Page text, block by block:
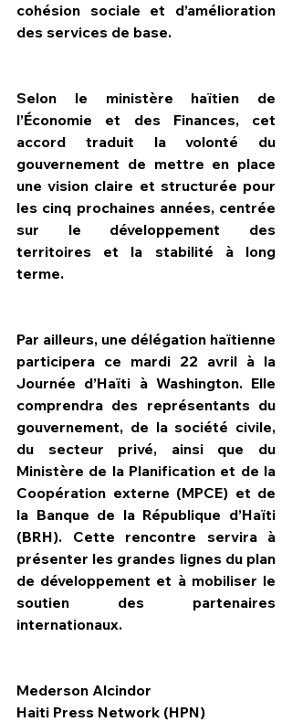
cohésion sociale et d’amélioration
des services de base.
Selon le ministère haïtien de
l’Économie et des Finances, cet
accord traduit la volonté du
gouvernement de mettre en place
une vision claire et structurée pour
les cinq prochaines années, centrée
sur le développement des
territoires et la stabilité à long
terme.
Par ailleurs, une délégation haïtienne
participera ce mardi 22 avril à la
Journée d’Haïti à Washington. Elle
comprendra des représentants du
gouvernement, de la société civile,
du secteur privé, ainsi que du
Ministère de la Planification et de la
Coopération externe (MPCE) et de
la Banque de la République d’Haïti
(BRH). Cette rencontre servira à
présenter les grandes lignes du plan
de développement et à mobiliser le
soutien des partenaires
internationaux.
Mederson Alcindor
Haiti Press Network (HPN)